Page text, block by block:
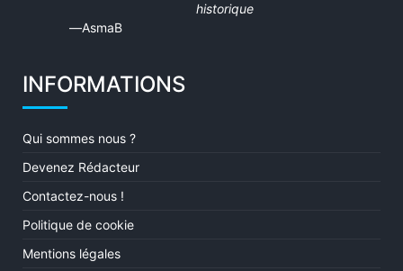
historique
AsmaB
INFORMATIONS
Qui sommes nous ?
Devenez Rédacteur
Contactez-nous !
Politique de cookie
Mentions légales